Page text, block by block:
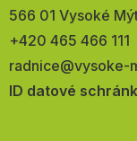
566 01 Vysoké
Telefon:
+420 465 466 111
E-
mail:
radnice@vysoke-
ID datové